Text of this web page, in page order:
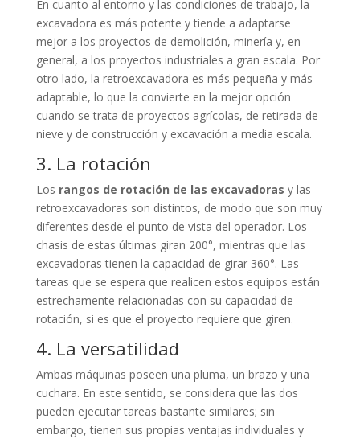
En cuanto al entorno y las condiciones de trabajo, la
excavadora es más potente y tiende a adaptarse
mejor a los proyectos de demolición, minería y, en
general, a los proyectos industriales a gran escala. Por
otro lado, la retroexcavadora es más pequeña y más
adaptable, lo que la convierte en la mejor opción
cuando se trata de proyectos agrícolas, de retirada de
nieve y de construcción y excavación a media escala.
3. La rotación
Los rangos de rotación de las excavadoras y las
retroexcavadoras son distintos, de modo que son muy
diferentes desde el punto de vista del operador. Los
chasis de estas últimas giran 200°, mientras que las
excavadoras tienen la capacidad de girar 360°. Las
tareas que se espera que realicen estos equipos están
estrechamente relacionadas con su capacidad de
rotación, si es que el proyecto requiere que giren.
4. La versatilidad
Ambas máquinas poseen una pluma, un brazo y una
cuchara. En este sentido, se considera que las dos
pueden ejecutar tareas bastante similares; sin
embargo, tienen sus propias ventajas individuales y